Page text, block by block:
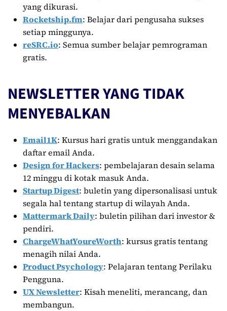
yang dikurasi.
Rocketship.fm: Belajar dari pengusaha sukses
setiap minggunya.
reSRC.io: Semua sumber belajar pemrograman
gratis.
NEWSLETTER YANG TIDAK
MENYEBALKAN
Email1K: Kursus hari gratis untuk menggandakan
daftar email Anda.
Design for Hackers: pembelajaran desain selama
12 minggu di kotak masuk Anda.
Startup Digest: buletin yang dipersonalisasi untuk
segala hal tentang startup di wilayah Anda.
Mattermark Daily: buletin pilihan dari investor &
pendiri.
ChargeWhatYoureWorth: kursus gratis tentang
menagih nilai Anda.
Product Psychology: Pelajaran tentang Perilaku
Pengguna.
UX Newsletter: Kisah meneliti, merancang, dan
membangun.